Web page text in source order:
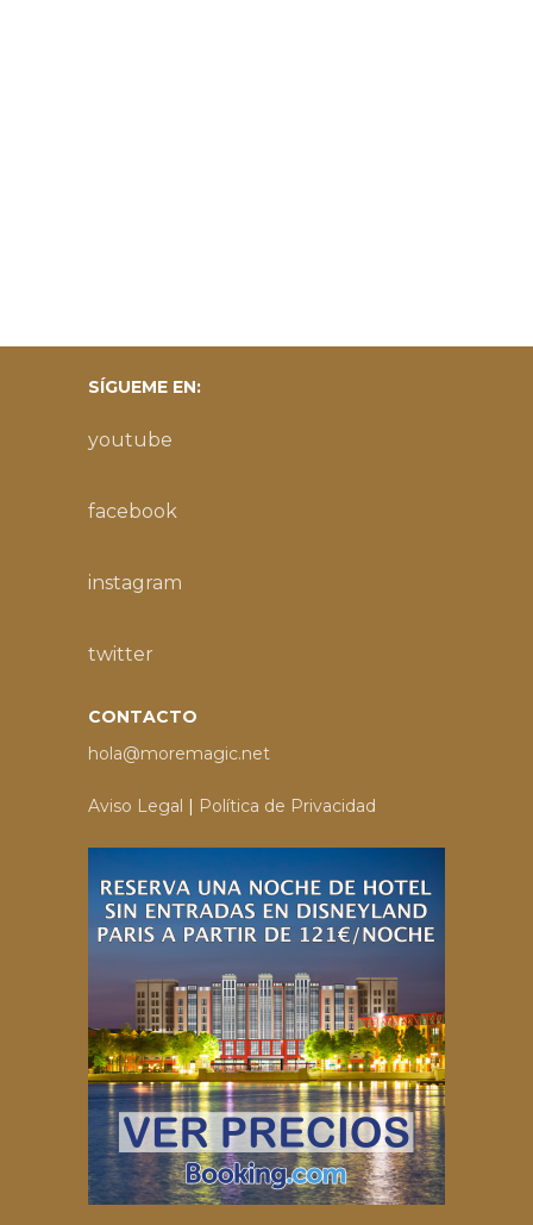
SÍGUEME EN:
youtube
facebook
instagram
twitter
CONTACTO
hola@moremagic.net
Aviso Legal Política de Privacidad